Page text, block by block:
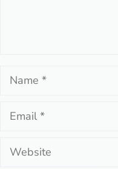
Name
Email
Website